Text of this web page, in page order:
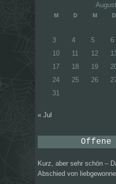
M D M D
3
4 5 6
10
11 12
17
18 19
24
25 26
31
« Jul
Offene
Kurz, aber sehr schön –
Abschied von